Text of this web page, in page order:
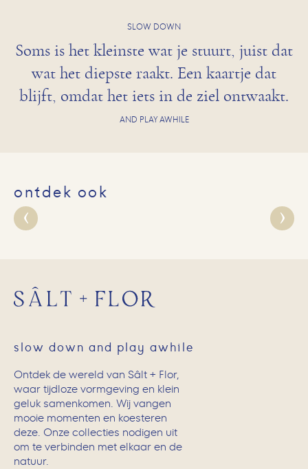
SLOW DOWN
Soms is het kleinste wat je stuurt, juist dat
wat het diepste raakt. Een kaartje dat
blijft, omdat het iets in de ziel ontwaakt.
AND PLAY AWHILE
ontdek ook
slow down and play awhile
Ontdek de wereld van Sâlt + Flor,
waar tijdloze vormgeving en klein
geluk samenkomen. Wij vangen
mooie momenten en koesteren
deze. Onze collecties nodigen uit
om te verbinden met elkaar en de
natuur.